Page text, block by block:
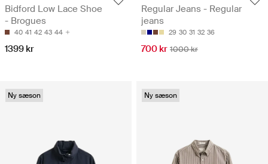
Bidford Low Lace Shoe
- Brogues
40 41 42 43 44
1399 kr
Regular Jeans - Regular
jeans
29 30 31 32 36
700 kr 1000 kr
Ny sæson Ny sæson